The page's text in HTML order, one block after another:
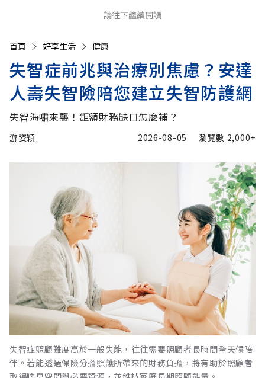
請往下繼續閱讀
首頁 好享生活 健康
失智症前兆與治療別焦慮？安達
人壽失智險陪您建立失智防護網
失智海嘯來襲！鉅額財務缺口怎麼補？
游姿穎 2026-08-05 瀏覽數 2,000+
失智症照顧難度高於一般失能，往往需要照顧者長時間全天候陪
伴。若能透過保險分擔照護所帶來的財務負擔，將有助於照顧者